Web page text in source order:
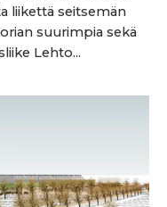
liikettä seitsemän
suurimpia sekä
Lehto...